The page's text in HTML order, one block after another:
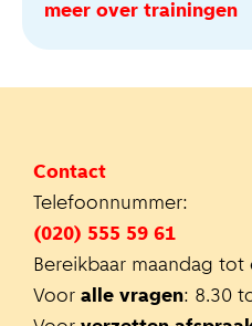
meer over trainingen
Contact
Telefoonnummer:
(020) 555 59 61
Bereikbaar maandag
Voor alle vragen: 8.30